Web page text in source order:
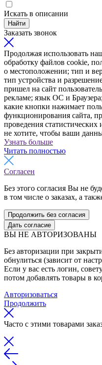
Искать в описании
Найти
Заказать звонок
Продолжая использовать
обработку файлов cookie,
о местоположении; тип и
тип устройства и
пришел на сайт
рекламе; язык ОС и
какие кнопки нажимает
функционирования сайта,
проведения
не хотите, чтобы ваши
Узнать больше
Читать полностью
Согласен
Без этого согласия Вы не
в том числе о заказах, а
Продолжить без согласия
Дать согласие
ВЫ НЕ АВТОРИЗОВАНЫ
Без авторизации при
обнулиться (зависит от
Если у вас есть логин,
потом добавлять товары в
Авторизоваться
Продолжить
Часто с этими товарами